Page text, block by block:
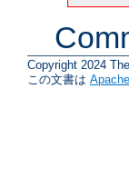
Copyright 2024
この文書は